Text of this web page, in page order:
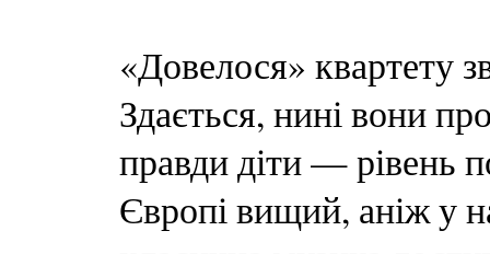
«Довелося» квартету
Здається, нині вони
правди діти — рівень
Європі вищий, аніж у